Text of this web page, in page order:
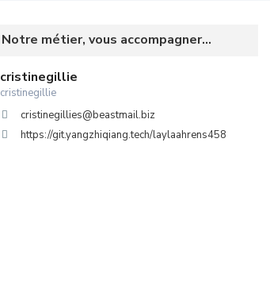
Notre métier, vous accompagner...
cristinegillie
cristinegillie
cristinegillies@beastmail.biz
https://git.yangzhiqiang.tech/laylaahrens458